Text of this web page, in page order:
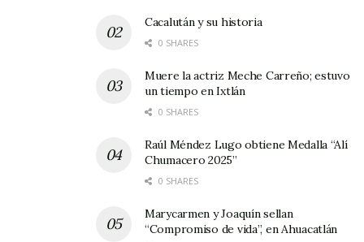
talento para servir a este pueblo – el senador
Jiménez – no tienen la intención o la aceptación
que, según las encuestas, tienen los demás.
Cacalután y su historia
0 SHARES
Muere la actriz Meche Carreño; estuvo
un tiempo en Ixtlán
0 SHARES
Raúl Méndez Lugo obtiene Medalla “Alí
Chumacero 2025”
0 SHARES
Marycarmen y Joaquín sellan
“Compromiso de vida”, en Ahuacatlán